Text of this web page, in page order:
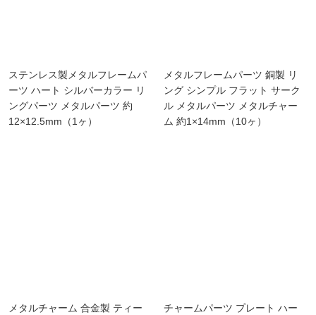
ステンレス製メタルフレームパ
ーツ ハート シルバーカラー リ
ングパーツ メタルパーツ 約
12×12.5mm（1ヶ）
メタルフレームパーツ 銅製 リ
ング シンプル フラット サーク
ル メタルパーツ メタルチャー
ム 約1×14mm（10ヶ）
メタルチャーム 合金製 ティー
チャームパーツ プレート ハー